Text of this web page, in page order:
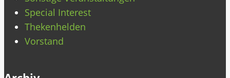
Special Interest
Thekenhelden
Vorstand